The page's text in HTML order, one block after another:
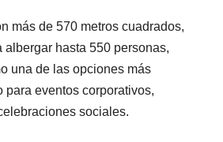
más de 570 metros cuadrados,
hasta 550 personas,
una de las opciones más
para eventos corporativos,
sociales.